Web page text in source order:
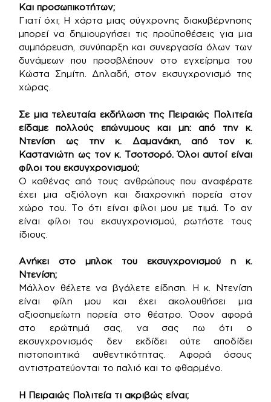
Και προσωπικοτήτων;
Γιατί όχι; Η χάρτα μιας σύγχρονης διακυβέρνησης
μπορεί να δημιουργήσει τις προϋποθέσεις για μια
συμπόρευση, συνύπαρξη και συνεργασία όλων των
δυνάμεων που προσβλέπουν στο εγχείρημα του
Κώστα Σημίτη. Δηλαδή, στον εκσυγχρονισμό της
χώρας.
Σε μια τελευταία εκδήλωση της Πειραιώς Πολιτεία
είδαμε πολλούς επώνυμους και μη: από την κ.
Ντενίση ως την κ. Δαμανάκη, από τον κ.
Καστανιώτη ως τον κ. Τσοτσορό. Όλοι αυτοί είναι
φίλοι του εκσυγχρονισμού;
Ο καθένας από τους ανθρώπους που αναφέρατε
έχει μια αξιόλογη και διαχρονική πορεία στον
χώρο του. Το ότι είναι φίλοι μου με τιμά. Το αν
είναι φίλοι του εκσυγχρονισμού, ρωτήστε τους
ίδιους.
Ανήκει στο μπλοκ του εκσυγχρονισμού η κ.
Ντενίση;
Μάλλον θέλετε να βγάλετε είδηση. Η κ. Ντενίση
είναι φίλη μου και έχει ακολουθήσει μια
αξιοσημείωτη πορεία στο θέατρο. Όσον αφορά
στο ερώτημά σας, να σας πω ότι ο
εκσυγχρονισμός δεν εκδίδει ούτε αποδίδει
πιστοποιητικά αυθεντικότητας. Αφορά όσους
αντιστρατεύονται το παλιό και το φθαρμένο.
Η Πειραιώς Πολιτεία τι ακριβώς είναι;